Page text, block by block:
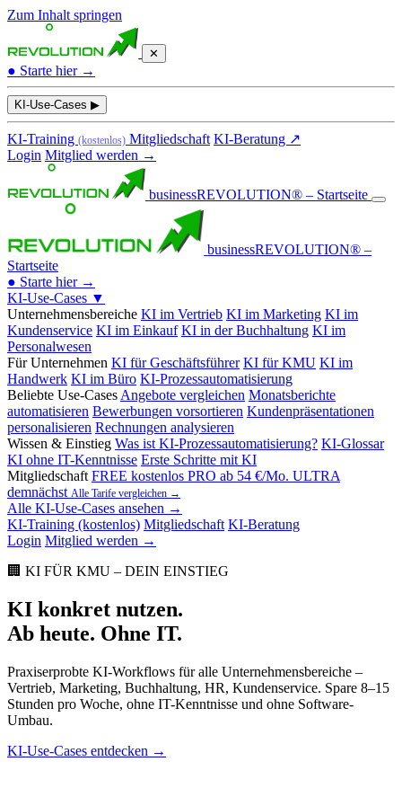
Zum Inhalt springen
✕
● Starte hier →
KI-Use-Cases ▶
KI-Training (kostenlos) Mitgliedschaft KI-Beratung ↗
Login Mitglied werden →
businessREVOLUTION® – Startseite
businessREVOLUTION® –
Startseite
● Starte hier →
KI-Use-Cases ▼
Unternehmensbereiche KI im Vertrieb KI im Marketing KI im
Kundenservice KI im Einkauf KI in der Buchhaltung KI im
Personalwesen
Für Unternehmen KI für Geschäftsführer KI für KMU KI im
Handwerk KI im Büro KI-Prozessautomatisierung
Beliebte Use-Cases Angebote vergleichen Monatsberichte
automatisieren Bewerbungen vorsortieren Kundenpräsentationen
personalisieren Rechnungen analysieren
Wissen & Einstieg Was ist KI-Prozessautomatisierung? KI-Glossar
KI ohne IT-Kenntnisse Erste Schritte mit KI
Mitgliedschaft FREE kostenlos PRO ab 54 €/Mo. ULTRA
demnächst Alle Tarife vergleichen →
Alle KI-Use-Cases ansehen →
KI-Training (kostenlos) Mitgliedschaft KI-Beratung
Login Mitglied werden →
🏢 KI FÜR KMU – DEIN EINSTIEG
KI konkret nutzen.
Ab heute. Ohne IT.
Praxiserprobte KI-Workflows für alle Unternehmensbereiche –
Vertrieb, Marketing, Buchhaltung, HR, Kundenservice. Spare 8–15
Stunden pro Woche, ohne IT-Kenntnisse und ohne Software-
Umbau.
KI-Use-Cases entdecken →